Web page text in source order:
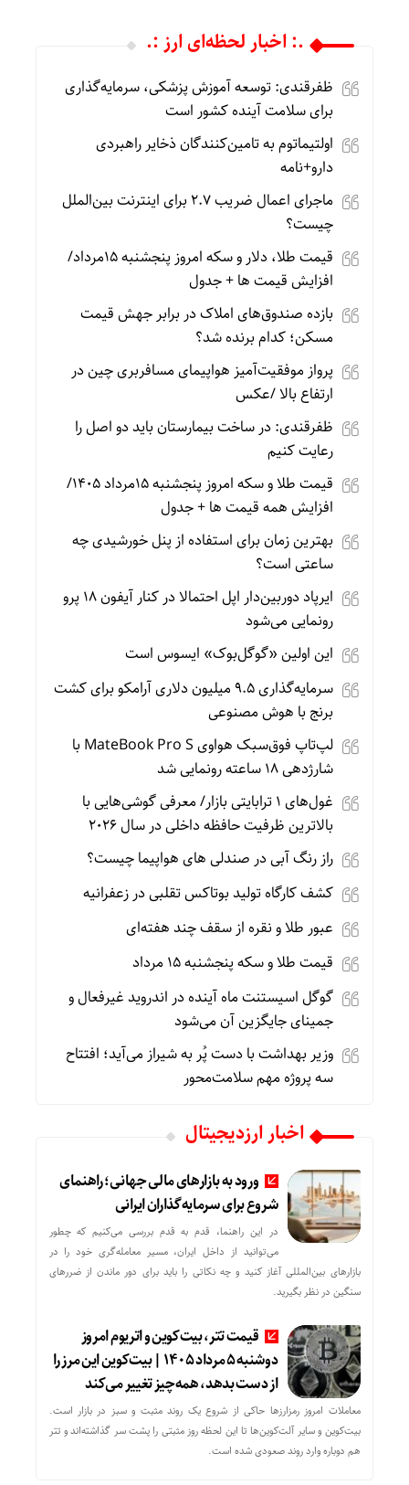
.: اخبار لحظه‌ای ارز :.
ظفرقندی: توسعه آموزش پزشکی، سرمایه‌گذاری
برای سلامت آینده کشور است
اولتیماتوم به تامین‌کنندگان ذخایر راهبردی
دارو+نامه
ماجرای اعمال ضریب ۲.۷ برای اینترنت بین‌الملل
چیست؟
قیمت طلا، دلار و سکه امروز پنجشنبه 15مرداد/
افزایش قیمت ها + جدول
بازده صندوق‌های املاک در برابر جهش قیمت
مسکن؛ کدام برنده شد؟
پرواز موفقیت‌آمیز هواپیمای مسافربری چین در
ارتفاع بالا /عکس
ظفرقندی: در ساخت بیمارستان باید دو اصل را
رعایت کنیم
قیمت طلا و سکه امروز پنجشنبه 15مرداد 1405/
افزایش همه قیمت ها + جدول
بهترین زمان برای استفاده از پنل خورشیدی چه
ساعتی است؟
ایرپاد دوربین‌دار اپل احتمالا در کنار آیفون ۱۸ پرو
رونمایی می‌شود
این اولین «گوگل‌بوک» ایسوس است
سرمایه‌گذاری ۹.۵ میلیون دلاری آرامکو برای کشت
برنج با هوش مصنوعی
لپ‌تاپ فوق‌سبک هواوی MateBook Pro S با
شارژدهی ۱۸ ساعته رونمایی شد
غول‌های ۱ ترابایتی بازار/ معرفی گوشی‌هایی با
بالاترین ظرفیت حافظه داخلی در سال ۲۰۲۶
راز رنگ آبی در صندلی های هواپیما چیست؟
کشف کارگاه تولید بوتاکس تقلبی در زعفرانیه
عبور طلا و نقره از سقف چند هفته‌ای
قیمت طلا و سکه پنجشنبه 15 مرداد
گوگل اسیستنت ماه آینده در اندروید غیرفعال و
جمینای جایگزین آن می‌شود
وزیر بهداشت با دست پُر به شیراز می‌آید؛ افتتاح
سه پروژه مهم سلامت‌محور
اخبار ارزدیجیتال
ورود به بازارهای مالی جهانی؛ راهنمای
شروع برای سرمایه‌گذاران ایرانی
در این راهنما، قدم به قدم بررسی می‌کنیم که چطور
می‌توانید از داخل ایران، مسیر معامله‌گری خود را در
بازارهای بین‌المللی آغاز کنید و چه نکاتی را باید برای دور ماندن از ضررهای
سنگین در نظر بگیرید.
قیمت تتر، بیت‌کوین و اتریوم امروز
دوشنبه ۵ مرداد ۱۴۰۵ | بیت‌کوین این مرز را
از دست بدهد، همه‌چیز تغییر می‌کند
معاملات امروز رمزارز‌ها حاکی از شروع یک روند مثبت و سبز در بازار است.
بیت‌کوین و سایر آلت‌کوین‌ها تا این لحظه روز مثبتی را پشت سر گذاشته‌اند و تتر
هم دوباره وارد روند صعودی شده است.